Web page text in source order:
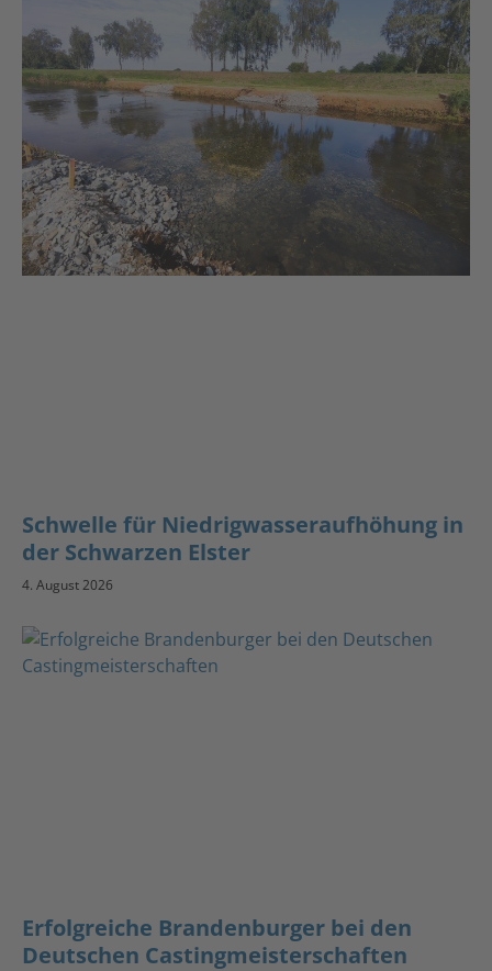
Schwelle für Niedrigwasseraufhöhung in
der Schwarzen Elster
4. August 2026
Erfolgreiche Brandenburger bei den
Deutschen Castingmeisterschaften